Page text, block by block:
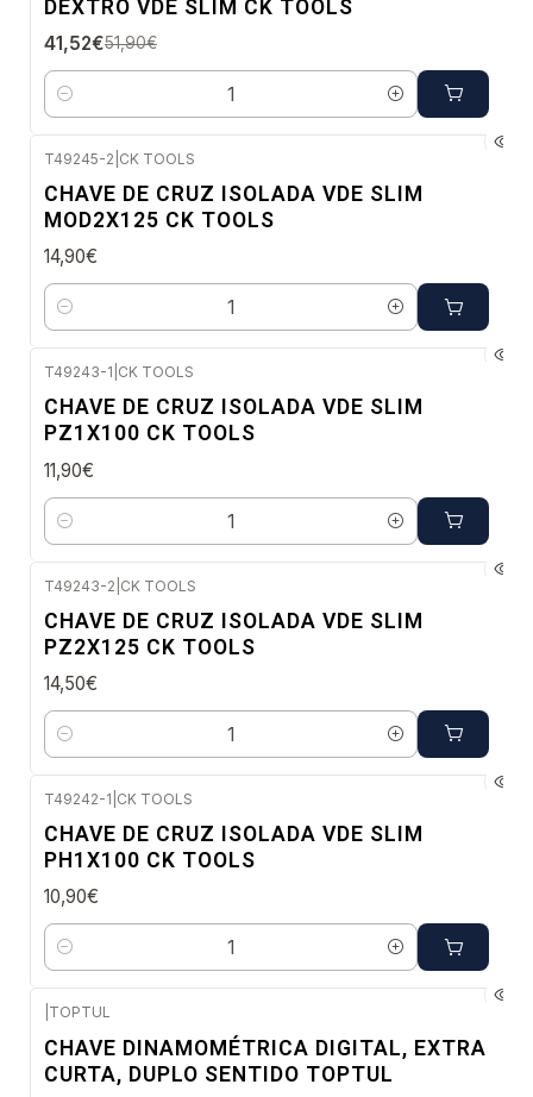
Envio imediato
DEXTRO VDE SLIM CK TOOLS
41,52€51,90€
Quantidade
T49245-2 CK TOOLS
CHAVE DE CRUZ ISOLADA VDE SLIM
MOD2X125 CK TOOLS
14,90€
Quantidade
T49243-1 CK TOOLS
CHAVE DE CRUZ ISOLADA VDE SLIM
PZ1X100 CK TOOLS
11,90€
Quantidade
T49243-2 CK TOOLS
CHAVE DE CRUZ ISOLADA VDE SLIM
PZ2X125 CK TOOLS
14,50€
Quantidade
T49242-1 CK TOOLS
CHAVE DE CRUZ ISOLADA VDE SLIM
PH1X100 CK TOOLS
10,90€
Quantidade
TOPTUL
CHAVE DINAMOMÉTRICA DIGITAL, EXTRA
CURTA, DUPLO SENTIDO TOPTUL